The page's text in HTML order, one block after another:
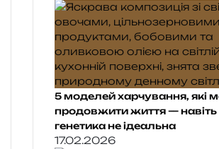
5 моделей харчування, які
продовжити життя —
генетика не ідеальна
17.02.2026